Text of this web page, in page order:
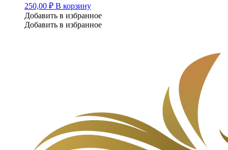
250,00 ₽ В корзину
Добавить в избранное
Добавить в избранное